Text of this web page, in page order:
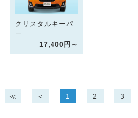
クリスタルキーパ
ー
17,400円～
≪ ＜ 1 2 3